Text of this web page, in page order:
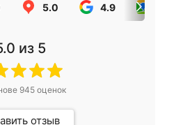
5.0 4.9
из 5
945оценок
отзыв